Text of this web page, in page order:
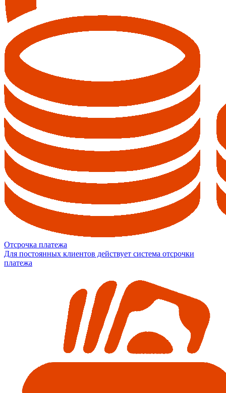
Отсрочка платежа
Для постоянных клиентов действует система отсрочки
платежа